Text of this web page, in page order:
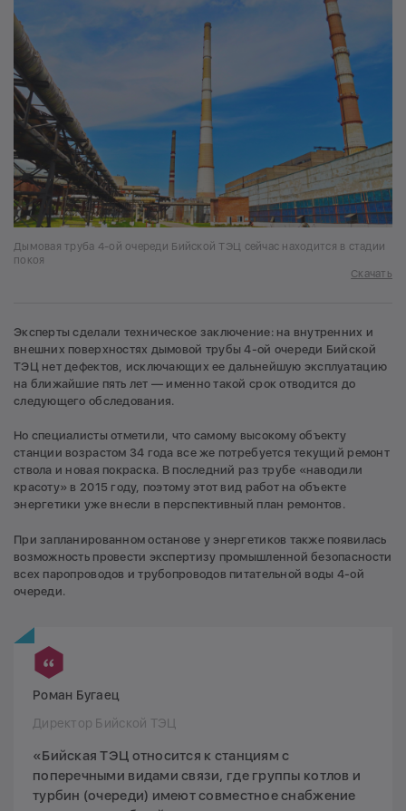
Дымовая труба 4-ой очереди Бийской ТЭЦ сейчас находится в стадии
покоя
Скачать
Эксперты сделали техническое заключение: на внутренних и
внешних поверхностях дымовой трубы 4-ой очереди Бийской
ТЭЦ нет дефектов, исключающих ее дальнейшую эксплуатацию
на ближайшие пять лет — именно такой срок отводится до
следующего обследования.
Но специалисты отметили, что самому высокому объекту
станции возрастом 34 года все же потребуется текущий ремонт
ствола и новая покраска. В последний раз трубе «наводили
красоту» в 2015 году, поэтому этот вид работ на объекте
энергетики уже внесли в перспективный план ремонтов.
При запланированном останове у энергетиков также появилась
возможность провести экспертизу промышленной безопасности
всех паропроводов и трубопроводов питательной воды 4-ой
очереди.
Роман Бугаец
Директор Бийской ТЭЦ
«Бийская ТЭЦ относится к станциям с
поперечными видами связи, где группы котлов и
турбин (очереди) имеют совместное снабжение